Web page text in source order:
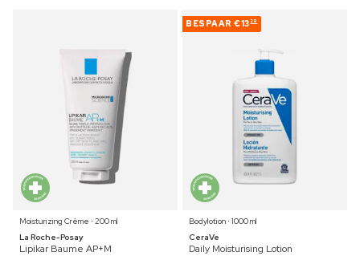
Moisturizing Crème ⋅ 200 ml
La Roche-Posay
Lipikar Baume AP+M
BESPAAR €13 29
Bodylotion ⋅ 1000 ml
CeraVe
Daily Moisturising Lotion